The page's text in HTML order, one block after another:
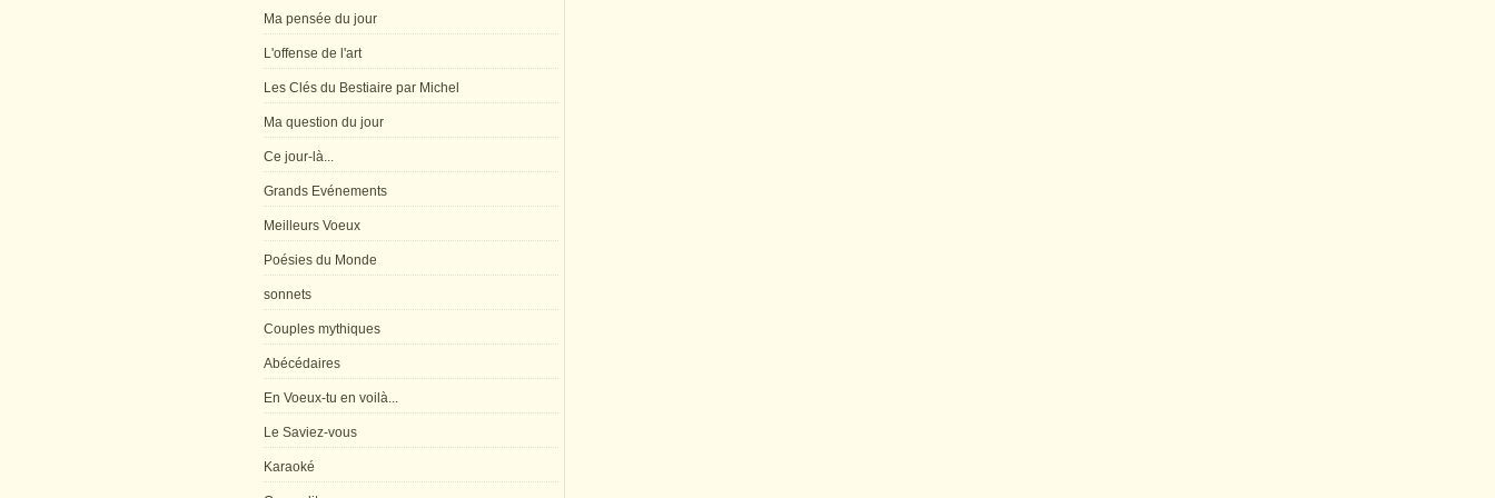
Ma pensée du jour
L'offense de l'art
Les Clés du Bestiaire par Michel
Ma question du jour
Ce jour-là...
Grands Evénements
Meilleurs Voeux
Poésies du Monde
sonnets
Couples mythiques
Abécédaires
En Voeux-tu en voilà...
Le Saviez-vous
Karaoké